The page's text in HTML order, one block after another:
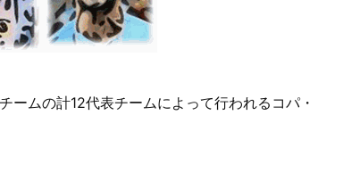
ームの計12代表チームによって行われるコパ・